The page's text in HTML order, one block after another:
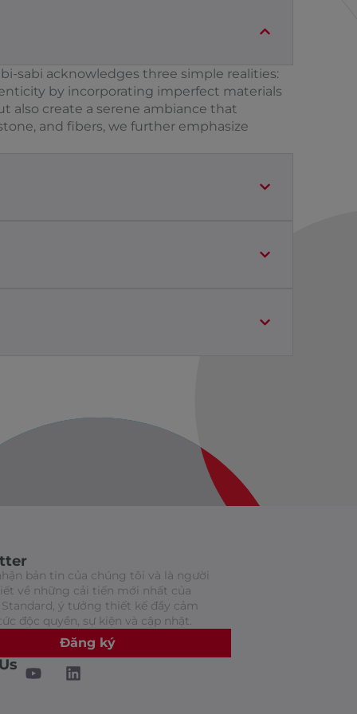
sabi acknowledges three simple realities:
by incorporating imperfect materials
also create a serene ambiance that
and fibers, we further emphasize
bản tin của chúng tôi và là người
về những cải tiến mới nhất của
ý tưởng thiết kế đầy cảm
độc quyền, sự kiện và cập nhật.
Đăng ký